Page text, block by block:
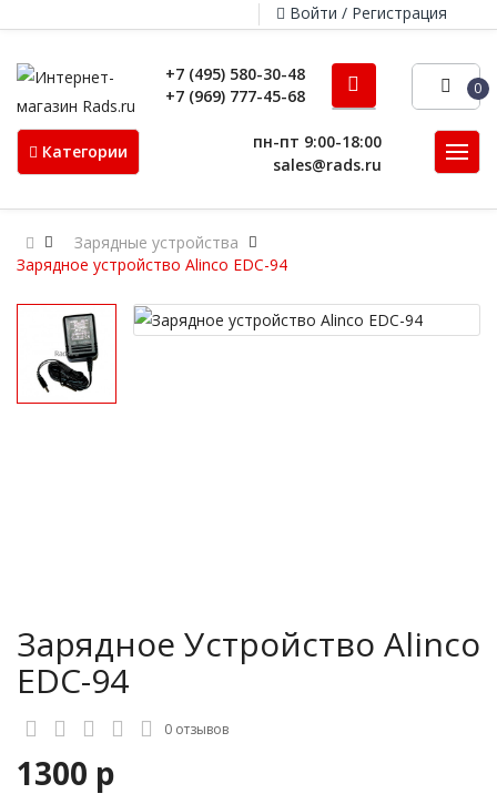
Войти / Регистрация
+7 (495) 580-30-48
+7 (969) 777-45-68
0
Категории
пн-пт 9:00-18:00
sales@rads.ru
Зарядные устройства
Зарядное устройство Alinco EDC-94
Зарядное Устройство Alinco
EDC-94
0 отзывов
1300 р